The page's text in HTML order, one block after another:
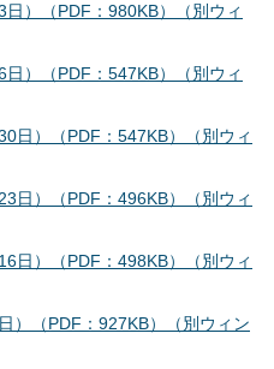
）（PDF：980KB）（別ウィ
）（PDF：547KB）（別ウィ
日）（PDF：547KB）（別ウィ
日）（PDF：496KB）（別ウィ
日）（PDF：498KB）（別ウィ
）（PDF：927KB）（別ウィン